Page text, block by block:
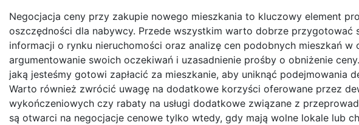
Negocjacja ceny przy zakupie nowego mieszkania to kluczowy element
oszczędności dla nabywcy. Przede wszystkim warto dobrze
informacji o rynku nieruchomości oraz analizę cen podobnych mieszkań
argumentowanie swoich oczekiwań i uzasadnienie prośby o obniżenie
jaką jesteśmy gotowi zapłacić za mieszkanie, aby uniknąć podejmowania
Warto również zwrócić uwagę na dodatkowe korzyści oferowane przez
wykończeniowych czy rabaty na usługi dodatkowe związane z
są otwarci na negocjacje cenowe tylko wtedy, gdy mają wolne lokale lub